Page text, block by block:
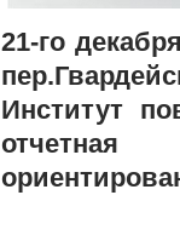
21-го
Институт
отчетная